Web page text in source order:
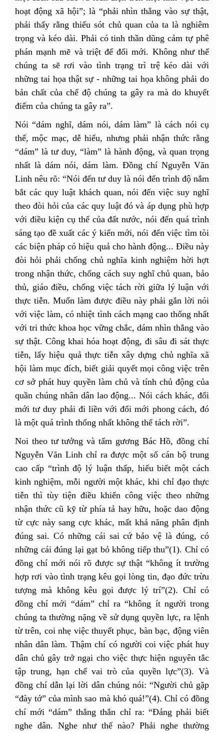
hoạt động xã hội”; là “phải nhìn thẳng vào sự thật,
phải thấy rằng thiếu sót chủ quan của ta là nghiêm
trọng và kéo dài. Phải có tinh thần dũng cảm tự phê
phán mạnh mẽ và triệt để đổi mới. Không như thế
chúng ta sẽ rơi vào tình trạng trì trệ kéo dài với
những tai họa thật sự - những tai họa không phải do
bản chất của chế độ chúng ta gây ra mà do khuyết
điểm của chúng ta gây ra”.
Nói “dám nghĩ, dám nói, dám làm” là cách nói cụ
thể, mộc mạc, dễ hiểu, nhưng phải nhận thức rằng
“dám” là tư duy, “làm” là hành động, và quan trọng
nhất là dám nói, dám làm. Đồng chí Nguyễn Văn
Linh nêu rõ: “Nói đến tư duy là nói đến trình độ nắm
bắt các quy luật khách quan, nói đến việc suy nghĩ
theo đòi hỏi của các quy luật đó và áp dụng phù hợp
với điều kiện cụ thể của đất nước, nói đến quá trình
sáng tạo đề xuất các ý kiến mới, nói đến việc tìm tòi
các biện pháp có hiệu quả cho hành động... Điều này
đòi hỏi phải chống chủ nghĩa kinh nghiệm hời hợt
trong nhận thức, chống cách suy nghĩ chủ quan, bảo
thủ, giáo điều, chống việc tách rời giữa lý luận với
thực tiễn. Muốn làm được điều này phải gắn lời nói
với việc làm, có nhiệt tình cách mạng cao thống nhất
với tri thức khoa học vững chắc, dám nhìn thẳng vào
sự thật. Công khai hóa hoạt động, đi sâu đi sát thực
tiễn, lấy hiệu quả thực tiễn xây dựng chủ nghĩa xã
hội làm mục đích, biết giải quyết mọi công việc trên
cơ sở phát huy quyền làm chủ và tính chủ động của
quần chúng nhân dân lao động... Nói cách khác, đổi
mới tư duy phải đi liền với đổi mới phong cách, đó
là một quá trình thống nhất không thể tách rời”.
Noi theo tư tưởng và tấm gương Bác Hồ, đồng chí
Nguyễn Văn Linh chỉ ra được một số cán bộ trung
cao cấp “trình độ lý luận thấp, hiểu biết một cách
kinh nghiệm, mỗi người một khác, khi chỉ đạo thực
tiễn thì tùy tiện điều khiển công việc theo những
nhận thức cũ kỹ từ phía tả hay hữu, hoặc dao động
từ cực này sang cực khác, mất khả năng phân định
đúng sai. Có những cái sai cứ bảo vệ là đúng, có
những cái đúng lại gạt bỏ không tiếp thu”(1). Chỉ có
đồng chí mới nói rõ được sự thật “không ít trường
hợp rơi vào tình trạng kêu gọi lòng tin, đạo đức trừu
tượng mà không kêu gọi được lý trí”(2). Chỉ có
đồng chí mới “dám” chỉ ra “không ít người trong
chúng ta thường nặng về sử dụng quyền lực, ra lệnh
từ trên, coi nhẹ việc thuyết phục, bàn bạc, động viên
nhân dân làm. Thậm chí có người coi việc phát huy
dân chủ gây trở ngại cho việc thực hiện nguyên tắc
tập trung, hạn chế vai trò của quyền lực”(3). Và
đồng chí dẫn lại lời dân chúng nói: “Người chủ gặp
“đày tớ” của mình sao mà khó quá!”(4). Chỉ có đồng
chí mới “dám” thẳng thắn chỉ ra: “Đảng phải biết
nghe dân. Nghe như thế nào? Phải nghe thường